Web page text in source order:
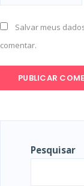
Salvar meus
comentar.
Pesquisar